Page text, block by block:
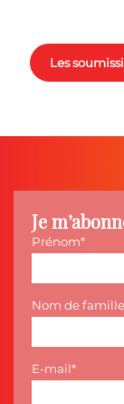
Les
Je
Prénom
Nom de famille
E-mail